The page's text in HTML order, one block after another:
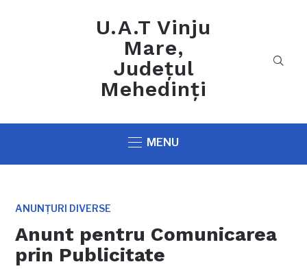
U.A.T Vinju
Mare,
Județul
Mehedinți
MENU
ANUNȚURI DIVERSE
Anunt pentru Comunicarea
prin Publicitate